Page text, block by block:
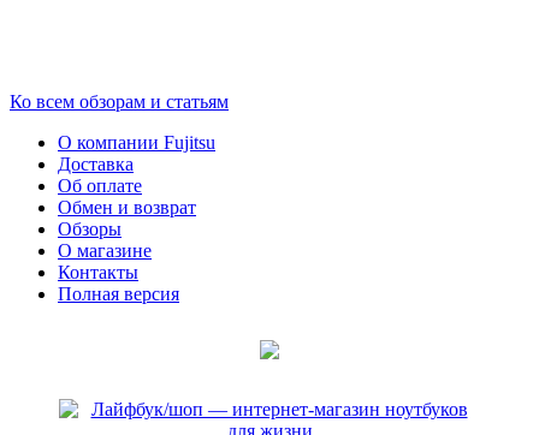
Ко всем обзорам и статьям
О компании Fujitsu
Доставка
Об оплате
Обмен и возврат
Обзоры
О магазине
Контакты
Полная версия